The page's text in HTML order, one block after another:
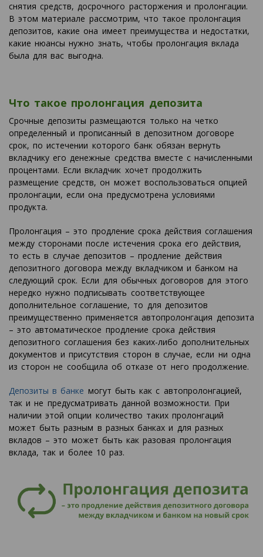
снятия средств, досрочного расторжения и пролонгации.
В этом материале рассмотрим, что такое пролонгация
депозитов, какие она имеет преимущества и недостатки,
какие нюансы нужно знать, чтобы пролонгация вклада
была для вас выгодна.
Что такое пролонгация депозита
Срочные депозиты размещаются только на четко
определенный и прописанный в депозитном договоре
срок, по истечении которого банк обязан вернуть
вкладчику его денежные средства вместе с начисленными
процентами. Если вкладчик хочет продолжить
размещение средств, он может воспользоваться опцией
пролонгации, если она предусмотрена условиями
продукта.
Пролонгация – это продление срока действия соглашения
между сторонами после истечения срока его действия,
то есть в случае депозитов – продление действия
депозитного договора между вкладчиком и банком на
следующий срок. Если для обычных договоров для этого
нередко нужно подписывать соответствующее
дополнительное соглашение, то для депозитов
преимущественно применяется автопролонгация депозита
– это автоматическое продление срока действия
депозитного соглашения без каких-либо дополнительных
документов и присутствия сторон в случае, если ни одна
из сторон не сообщила об отказе от него продолжение.
Депозиты в банке могут быть как с автопролонгацией,
так и не предусматривать данной возможности. При
наличии этой опции количество таких пролонгаций
может быть разным в разных банках и для разных
вкладов – это может быть как разовая пролонгация
вклада, так и более 10 раз.